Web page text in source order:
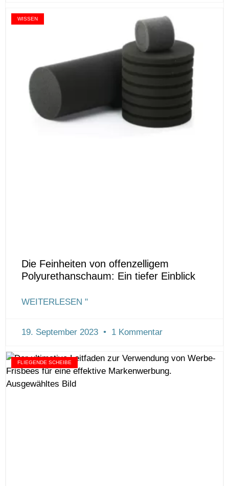
WISSEN
Die Feinheiten von offenzelligem
Polyurethanschaum: Ein tiefer Einblick
WEITERLESEN "
19. September 2023 1 Kommentar
FLIEGENDE SCHEIBE